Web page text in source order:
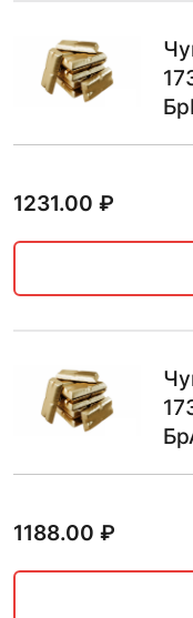
1231.00 ₽
1188.00 ₽